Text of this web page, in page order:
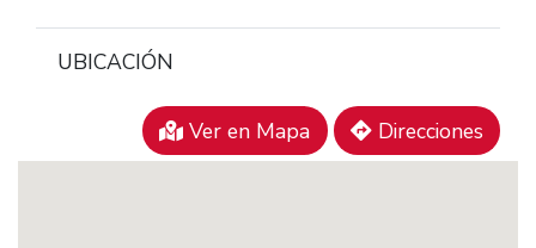
UBICACIÓN
Ver en Mapa Direcciones